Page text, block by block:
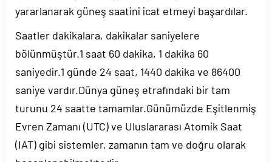
yararlanarak güneş saatini icat etmeyi başardılar.
Saatler dakikalara, dakikalar saniyelere
bölünmüştür.1 saat 60 dakika, 1 dakika 60
saniyedir.1 günde 24 saat, 1440 dakika ve 86400
saniye vardır.Dünya güneş etrafındaki bir tam
turunu 24 saatte tamamlar.Günümüzde Eşitlenmiş
Evren Zamanı (UTC) ve Uluslararası Atomik Saat
(IAT) gibi sistemler, zamanın tam ve doğru olarak